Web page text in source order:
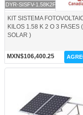
SOLAR
DYR-SISFV-1.58K2F
KIT SISTEMA
KILOS 1.58 K 2 O 3 FASES (
SOLAR )
MXN$106,400.25